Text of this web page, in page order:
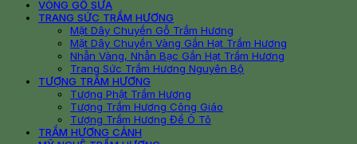
VÒNG GỖ SƯA
TRANG SỨC TRẦM HƯƠNG
Mặt Dây Chuyền Gỗ Trầm Hương
Mặt Dây Chuyền Vàng Gắn Hạt Trầm Hương
Nhẫn Vàng, Nhẫn Bạc Gắn Hạt Trầm Hương
Trang Sức Trầm Hương Nguyên Bộ
TƯỢNG TRẦM HƯƠNG
Tượng Phật Trầm Hương
Tượng Trầm Hương Công Giáo
Tượng Trầm Hương Để Ô Tô
TRẦM HƯƠNG CẢNH